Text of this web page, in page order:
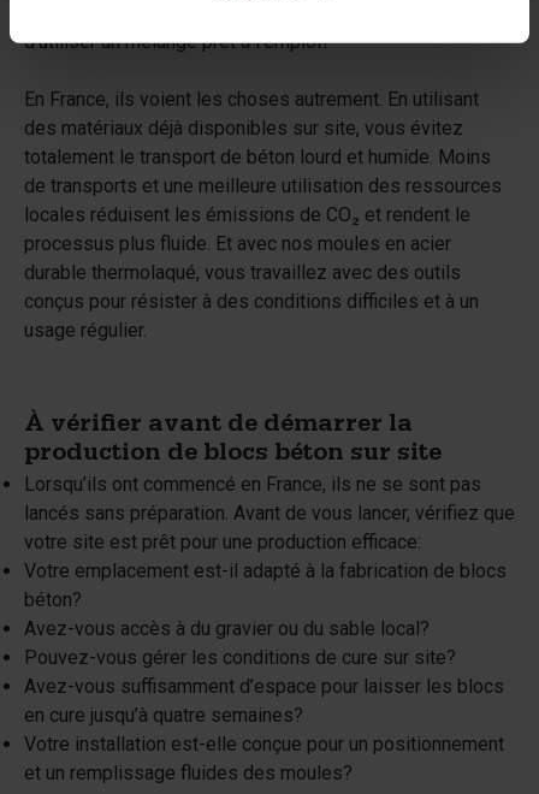
d’utiliser un mélange prêt à l’emploi?
En France, ils voient les choses autrement. En utilisant
des matériaux déjà disponibles sur site, vous évitez
totalement le transport de béton lourd et humide. Moins
de transports et une meilleure utilisation des ressources
locales réduisent les émissions de CO₂ et rendent le
processus plus fluide. Et avec nos moules en acier
durable thermolaqué, vous travaillez avec des outils
conçus pour résister à des conditions difficiles et à un
usage régulier.
À vérifier avant de démarrer la
production de blocs béton sur site
Lorsqu’ils ont commencé en France, ils ne se sont pas
lancés sans préparation. Avant de vous lancer, vérifiez que
votre site est prêt pour une production efficace:
Votre emplacement est-il adapté à la fabrication de blocs
béton?
Avez-vous accès à du gravier ou du sable local?
Pouvez-vous gérer les conditions de cure sur site?
Avez-vous suffisamment d’espace pour laisser les blocs
en cure jusqu’à quatre semaines?
Votre installation est-elle conçue pour un positionnement
et un remplissage fluides des moules?